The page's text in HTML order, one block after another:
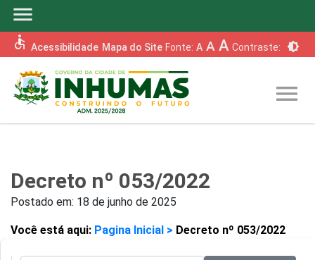
menu
accessible Acessibilidade Mapa do Site Fonte: A A A Contraste: brightness_6
menu
Decreto nº 053/2022
Postado em: 18 de junho de 2025
Você está aqui: Pagina Inicial > Decreto nº 053/2022